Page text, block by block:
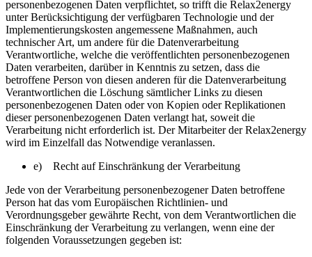
personenbezogenen Daten verpflichtet, so trifft die Relax2energy
unter Berücksichtigung der verfügbaren Technologie und der
Implementierungskosten angemessene Maßnahmen, auch
technischer Art, um andere für die Datenverarbeitung
Verantwortliche, welche die veröffentlichten personenbezogenen
Daten verarbeiten, darüber in Kenntnis zu setzen, dass die
betroffene Person von diesen anderen für die Datenverarbeitung
Verantwortlichen die Löschung sämtlicher Links zu diesen
personenbezogenen Daten oder von Kopien oder Replikationen
dieser personenbezogenen Daten verlangt hat, soweit die
Verarbeitung nicht erforderlich ist. Der Mitarbeiter der Relax2energy
wird im Einzelfall das Notwendige veranlassen.
e) Recht auf Einschränkung der Verarbeitung
Jede von der Verarbeitung personenbezogener Daten betroffene
Person hat das vom Europäischen Richtlinien- und
Verordnungsgeber gewährte Recht, von dem Verantwortlichen die
Einschränkung der Verarbeitung zu verlangen, wenn eine der
folgenden Voraussetzungen gegeben ist: